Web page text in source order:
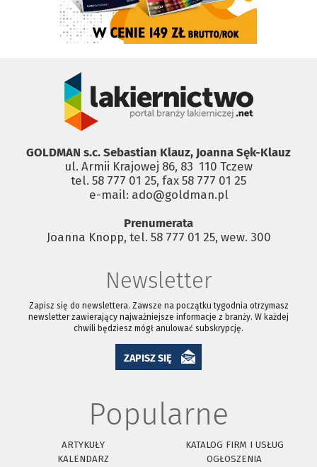
GOLDMAN s.c. Sebastian Klauz, Joanna Sęk-Klauz
ul. Armii Krajowej 86, 83 ­ 110 Tczew
tel. 58 777 01 25, fax 58 777 01 25
e-mail: ado@goldman.pl
Prenumerata
Joanna Knopp, tel. 58 777 01 25, wew. 300
Newsletter
Zapisz się do newslettera. Zawsze na początku tygodnia otrzymasz
newsletter zawierający najważniejsze informacje z branży. W każdej
chwili będziesz mógł anulować subskrypcję.
ZAPISZ SIĘ
Popularne
ARTYKUŁY
KATALOG FIRM I USŁUG
KALENDARZ
OGŁOSZENIA